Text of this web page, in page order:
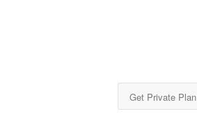
Get Private Plan